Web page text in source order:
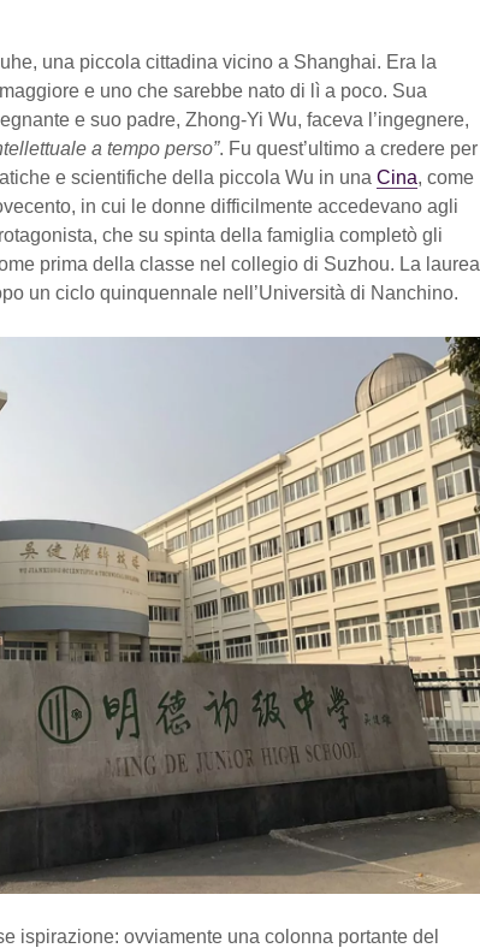
una piccola cittadina vicino a Shanghai. Era la
e uno che sarebbe nato di lì a poco. Sua
e suo padre, Zhong-Yi Wu, faceva l’ingegnere,
a tempo perso”. Fu quest’ultimo a credere per
e scientifiche della piccola Wu in una Cina, come
in cui le donne difficilmente accedevano agli
che su spinta della famiglia completò gli
prima della classe nel collegio di Suzhou. La laurea
un ciclo quinquennale nell’Università di Nanchino.
ispirazione: ovviamente una colonna portante del